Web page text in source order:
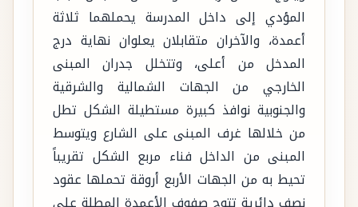
المؤدي إلى داخل المدرسة يحملهما ثلاثة
أعمدة، والآخران متقابلان يعلوان نهاية درج
المدخل من أعلى، وتتخلل جدران المبنى
الخارجي من الجهات الشمالية والشرقية
والجنوبية نوافذ كبيرة مستطيلة الشكل تطل
من خلالها غرف المبنى على الشارع ويتوسط
المبنى من الداخل فناء مربع الشكل تقريباً
تحيط به من الجهات الأربع أروقة تحملها عقود